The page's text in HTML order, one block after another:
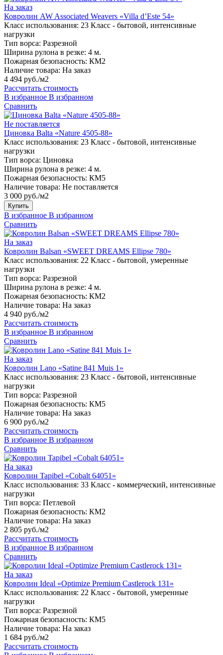
На заказ
Ковролин AW Associated Weavers «Villa d’Este 54»
Класс использования: 23 Класс - бытовой, интенсивные
нагрузки
Тип ворса: Разрезной
Ширина рулона в резке: 4 м.
Пожарная безопасность: КМ2
Наличие товара: На заказ
4 494 руб./м2
Рассчитать стоимость
В избранное В избранном
Сравнить
Не поставляется
Циновка Balta «Nature 4505-88»
Класс использования: 23 Класс - бытовой, интенсивные
нагрузки
Тип ворса: Циновка
Ширина рулона в резке: 4 м.
Пожарная безопасность: КМ5
Наличие товара: Не поставляется
3 000 руб./м2
Купить
В избранное В избранном
Сравнить
На заказ
Ковролин Balsan «SWEET DREAMS Ellipse 780»
Класс использования: 22 Класс - бытовой, умеренные
нагрузки
Тип ворса: Разрезной
Ширина рулона в резке: 4 м.
Пожарная безопасность: КМ2
Наличие товара: На заказ
4 940 руб./м2
Рассчитать стоимость
В избранное В избранном
Сравнить
На заказ
Ковролин Lano «Satine 841 Muis 1»
Класс использования: 23 Класс - бытовой, интенсивные
нагрузки
Тип ворса: Разрезной
Пожарная безопасность: КМ5
Наличие товара: На заказ
6 900 руб./м2
Рассчитать стоимость
В избранное В избранном
Сравнить
На заказ
Ковролин Tapibel «Cobalt 64051»
Класс использования: 33 Класс - коммерческий, интенсивные
нагрузки
Тип ворса: Петлевой
Пожарная безопасность: КМ2
Наличие товара: На заказ
2 805 руб./м2
Рассчитать стоимость
В избранное В избранном
Сравнить
На заказ
Ковролин Ideal «Optimize Premium Castlerock 131»
Класс использования: 22 Класс - бытовой, умеренные
нагрузки
Тип ворса: Разрезной
Пожарная безопасность: КМ5
Наличие товара: На заказ
1 684 руб./м2
Рассчитать стоимость